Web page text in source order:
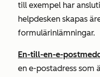
till exempel har
helpdesken skapas
formulärinlämningar.
En-till-en-e-
en e-postadress som